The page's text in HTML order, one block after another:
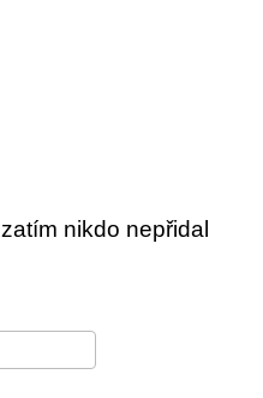
zatím nikdo nepřidal